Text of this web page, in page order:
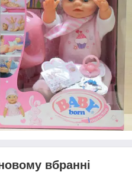
вбранні